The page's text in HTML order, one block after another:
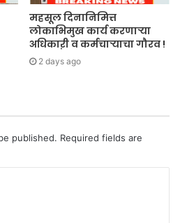
महसूल दिनानिमित्त
लोकाभिमुख कार्य करणाऱ्या
अधिकाऱी व कर्मचाऱ्याचा गौरव !
2 days ago
published. Required fields are